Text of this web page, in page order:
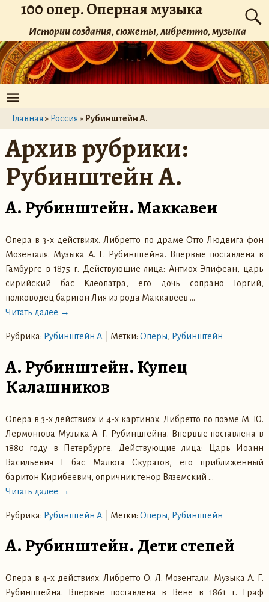
100 опер. Оперная музыка
Истории создания, сюжеты, либретто, музыка
Главная » Россия » Рубинштейн А.
Архив рубрики:
Рубинштейн А.
А. Рубинштейн. Маккавеи
Опера в 3-х действиях. Либретто по драме Отто Людвига фон
Мозенталя. Музыка А. Г. Рубинштейна. Впервые поставлена в
Гамбурге в 1875 г. Действующие лица: Антиох Эпифеан, царь
сирийский бас Клеопатра, его дочь сопрано Горгий,
полководец баритон Лия из рода Маккавеев …
Читать далее →
Рубрика: Рубинштейн А. Метки: Оперы, Рубинштейн
А. Рубинштейн. Купец
Калашников
Опера в 3-х действиях и 4-х картинах. Либретто по поэме М. Ю.
Лермонтова Музыка А. Г. Рубинштейна. Впервые поставлена в
1880 году в Петербурге. Действующие лица: Царь Иоанн
Васильевич I бас Малюта Скуратов, его приближенный
баритон Кирибеевич, опричник тенор Вяземский …
Читать далее →
Рубрика: Рубинштейн А. Метки: Оперы, Рубинштейн
А. Рубинштейн. Дети степей
Опера в 4-х действиях. Либретто О. Л. Мозентали. Музыка А. Г.
Рубинштейна. Впервые поставлена в Вене в 1861 г. Граф